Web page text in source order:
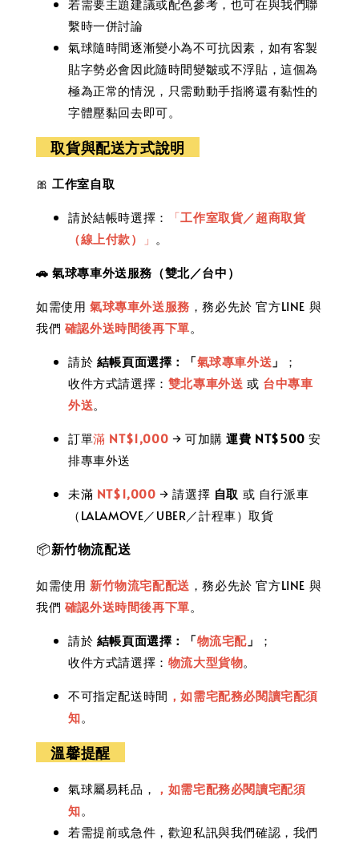
若需要主題建議或配色參考，也可在與我們聯
繫時一併討論
氣球隨時間逐漸變小為不可抗因素，如有客製
貼字勢必會因此隨時間變皺或不浮貼，這個為
極為正常的情況，只需動動手指將還有黏性的
字體壓黏回去即可。
取貨與配送方式說明
🎀工作室自取
請於結帳時選擇：
「工作室取貨／超商取貨
（線上付款）
」 。
🚗 氣球專車外送服務（雙北／台中）
如需使用 氣球專車外送服務 ，務必先於 官方LINE 與
我們 確認外送時間後再下單。
請於 結帳頁面選擇：「氣球專車外送 」
；
收件方式請選擇： 雙北專車外送 或 台中專車
外送。
訂單滿 NT$1,000 → 可加購運費 NT$500 安
排專車外送
未滿 NT$1,000 → 請選擇 自取 或 自行派車
（LALAMOVE／UBER／計程車）取貨
📦新竹物流配送
如需使用 新竹物流宅配配送 ，務必先於 官方LINE 與
我們 確認外送時間後再下單。
請於 結帳頁面選擇：「物流宅配 」
；
收件方式請選擇： 物流大型貨物。
不可指定配送時間 ，如需宅配務必閱讀宅配須
知。
溫馨提醒
氣球屬易耗品， ，如需宅配務必閱讀宅配須
知。
若需提前或急件，歡迎私訊與我們確認，我們